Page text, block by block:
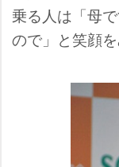
乗る人は「母
ので」と笑顔を